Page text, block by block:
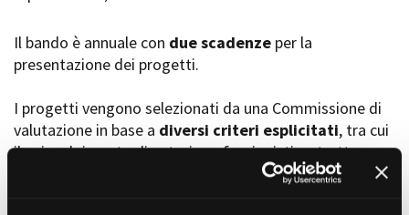
CASTING
Amministrazione trasparente
Bandi e gare
Il bando è annuale con due scadenze per la
presentazione dei progetti.
I progetti vengono selezionati da una Commissione di
valutazione in base a diversi criteri esplicitati, tra cui
il coinvolgimento di autori, professionisti e strutture
torinesi e piemontesi, i co-finanziamenti e l’effettiva